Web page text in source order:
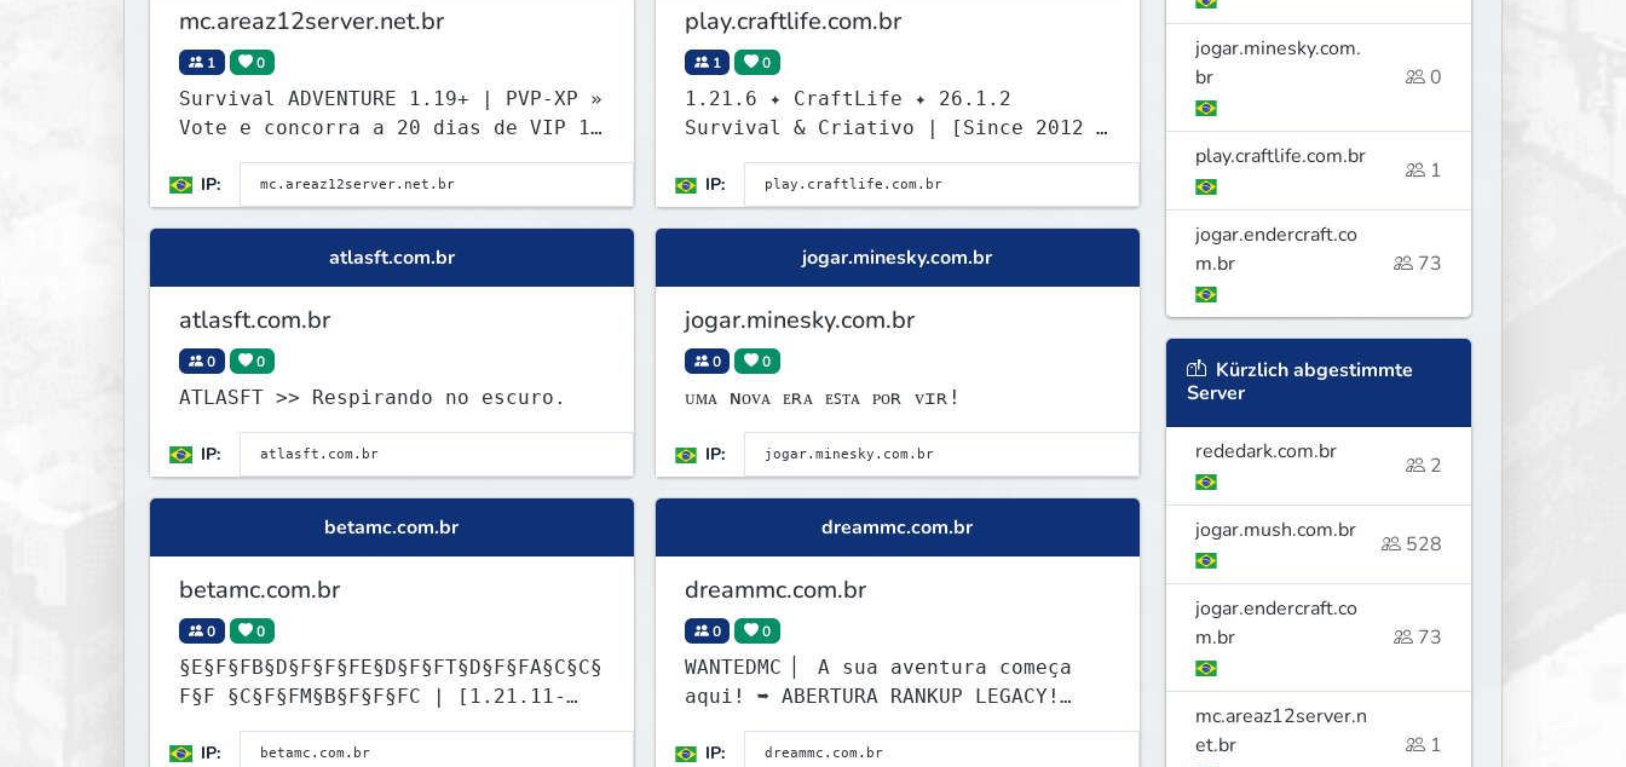
mc.areaz12server.net.br
1 0
Survival ADVENTURE 1.19+ | PVP-XP »
Vote e concorra a 20 dias de VIP 1,
use /vote
IP:
play.craftlife.com.br
1 0
1.21.6 ✦ CraftLife ✦ 26.1.2
Survival & Criativo | [Since 2012 -
14 Anos ON]
IP:
atlasft.com.br
atlasft.com.br
0 0
ATLASFT >> Respirando no escuro.
IP:
jogar.minesky.com.br
jogar.minesky.com.br
0 0
ᴜᴍᴀ ɴᴏᴠᴀ ᴇʀᴀ ᴇꜱᴛᴀ ᴘᴏʀ ᴠɪʀ!
IP:
betamc.com.br
betamc.com.br
0 0
§E§F§FB§D§F§F§FE§D§F§FT§D§F§FA§C§C§
F§F §C§F§FM§B§F§F§FC | [1.21.11-
26.2] BATTLE ROYALE | BINGO
IP:
dreammc.com.br
dreammc.com.br
0 0
WANTEDMC ▏ A sua aventura começa
aqui! ➥ ABERTURA RANKUP LEGACY!
Comece sua jornada.
IP:
jogar.minesky.com.
br
0
play.craftlife.com.br
1
jogar.endercraft.co
m.br
73
Kürzlich abgestimmte
Server
rededark.com.br
2
jogar.mush.com.br
528
jogar.endercraft.co
m.br
73
mc.areaz12server.n
et.br
1